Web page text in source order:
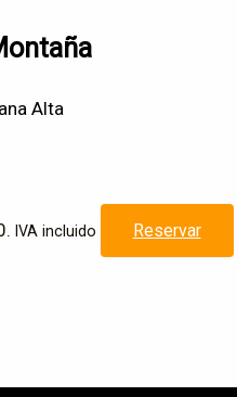
Alta
IVA incluido Reservar